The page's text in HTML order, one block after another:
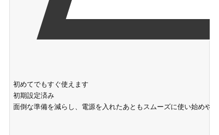
初めてでもすぐ使えます
初期設定済み
面倒な準備を減らし、電源を入れたあともスムーズに使い始めや